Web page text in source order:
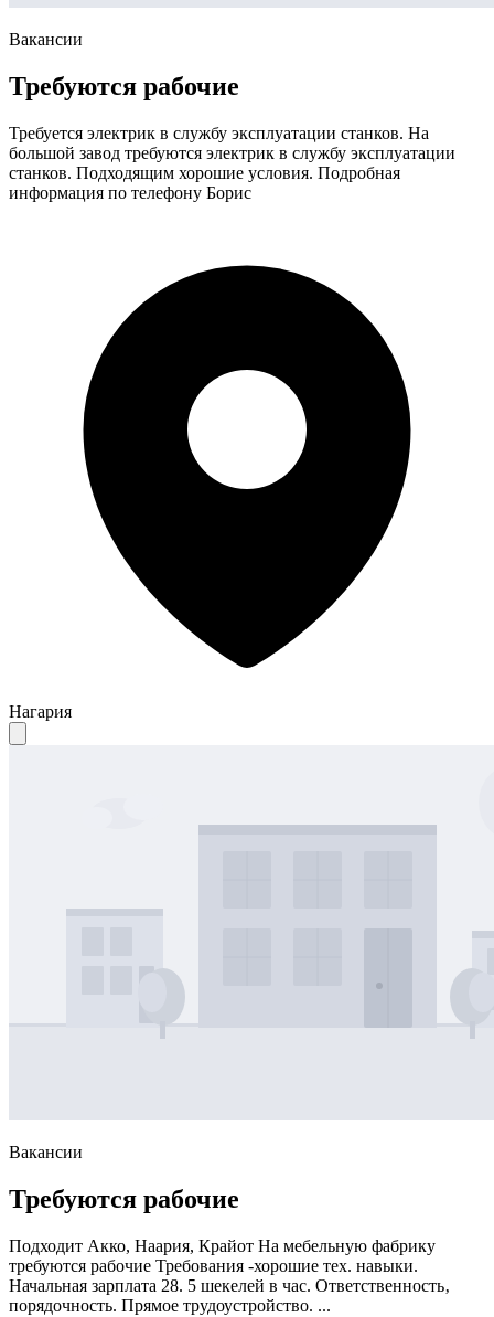
Вакансии
Требуются рабочие
Требуется электрик в службу эксплуатации станков. На
большой завод требуются электрик в службу эксплуатации
станков. Подходящим хорошие условия. Подробная
информация по телефону Борис
Нагария
Вакансии
Требуются рабочие
Подходит Акко, Наария, Крайот На мебельную фабрику
требуются рабочие Требования -хорошие тех. навыки.
Начальная зарплата 28. 5 шекелей в час. Ответственность‚
порядочность. Прямое трудоустройство. ...